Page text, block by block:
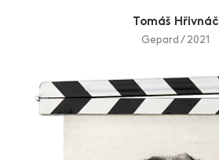
Tomáš Hřivnáč
Gepard / 2021